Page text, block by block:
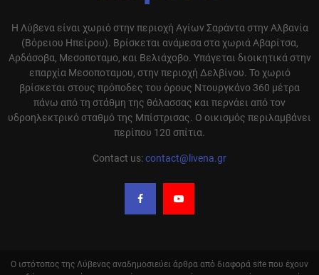
Η Λύβενα είναι χωριό στην περιοχή Αγίων Σαράντα στην Αλβανία
(Βόρειου Ηπείρου). Βρίσκεται ανάμεσα στα χωριά Αβαρίτσα,
Αρδάσοβα, Μεσοποταμο, και Βελιάχοβο. Υπάγεται διοικητικά στην
επαρχία Μεσοποταμου, στην περιοχή Δελβίνου. Το χωριό
βρίσκεται στους πρόποδες του όρους Ντουργκάνο 360 μέτρα
πάνω από τη στάθμη της θάλασσας και περνάει από τον
υδροηλεκτρικό σταθμό της Μπίστρισας. Ο οικισμός περιλαμβάνει
περίπου 120 σπίτια.
Contact us:contact@livena.gr
Ο ιστότοπος της Λύβενας αναδημοσιεύει άρθρα από διαφορά site που έχουν